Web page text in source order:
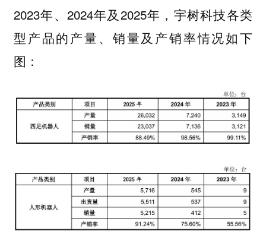
2023年、2024年及2025年，宇树科技各类
型产品的产量、销量及产销率情况如下
图：